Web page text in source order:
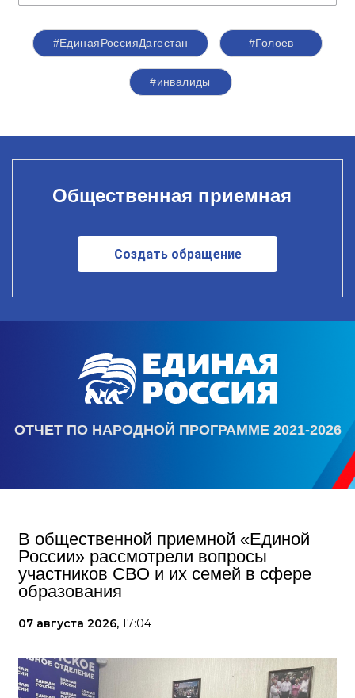
#ЕдинаяРоссияДагестан #Голоев
#инвалиды
Общественная приемная
Создать обращение
ОТЧЕТ ПО НАРОДНОЙ ПРОГРАММЕ 2021-2026
В общественной приемной «Единой
России» рассмотрели вопросы
участников СВО и их семей в сфере
образования
07 августа 2026, 17:04